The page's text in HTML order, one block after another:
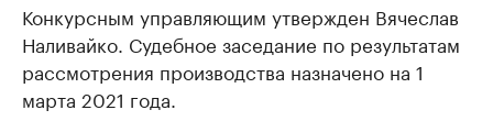
Конкурсным управляющим утвержден Вячеслав
Наливайко. Судебное заседание по результатам
рассмотрения производства назначено на 1
марта 2021 года.